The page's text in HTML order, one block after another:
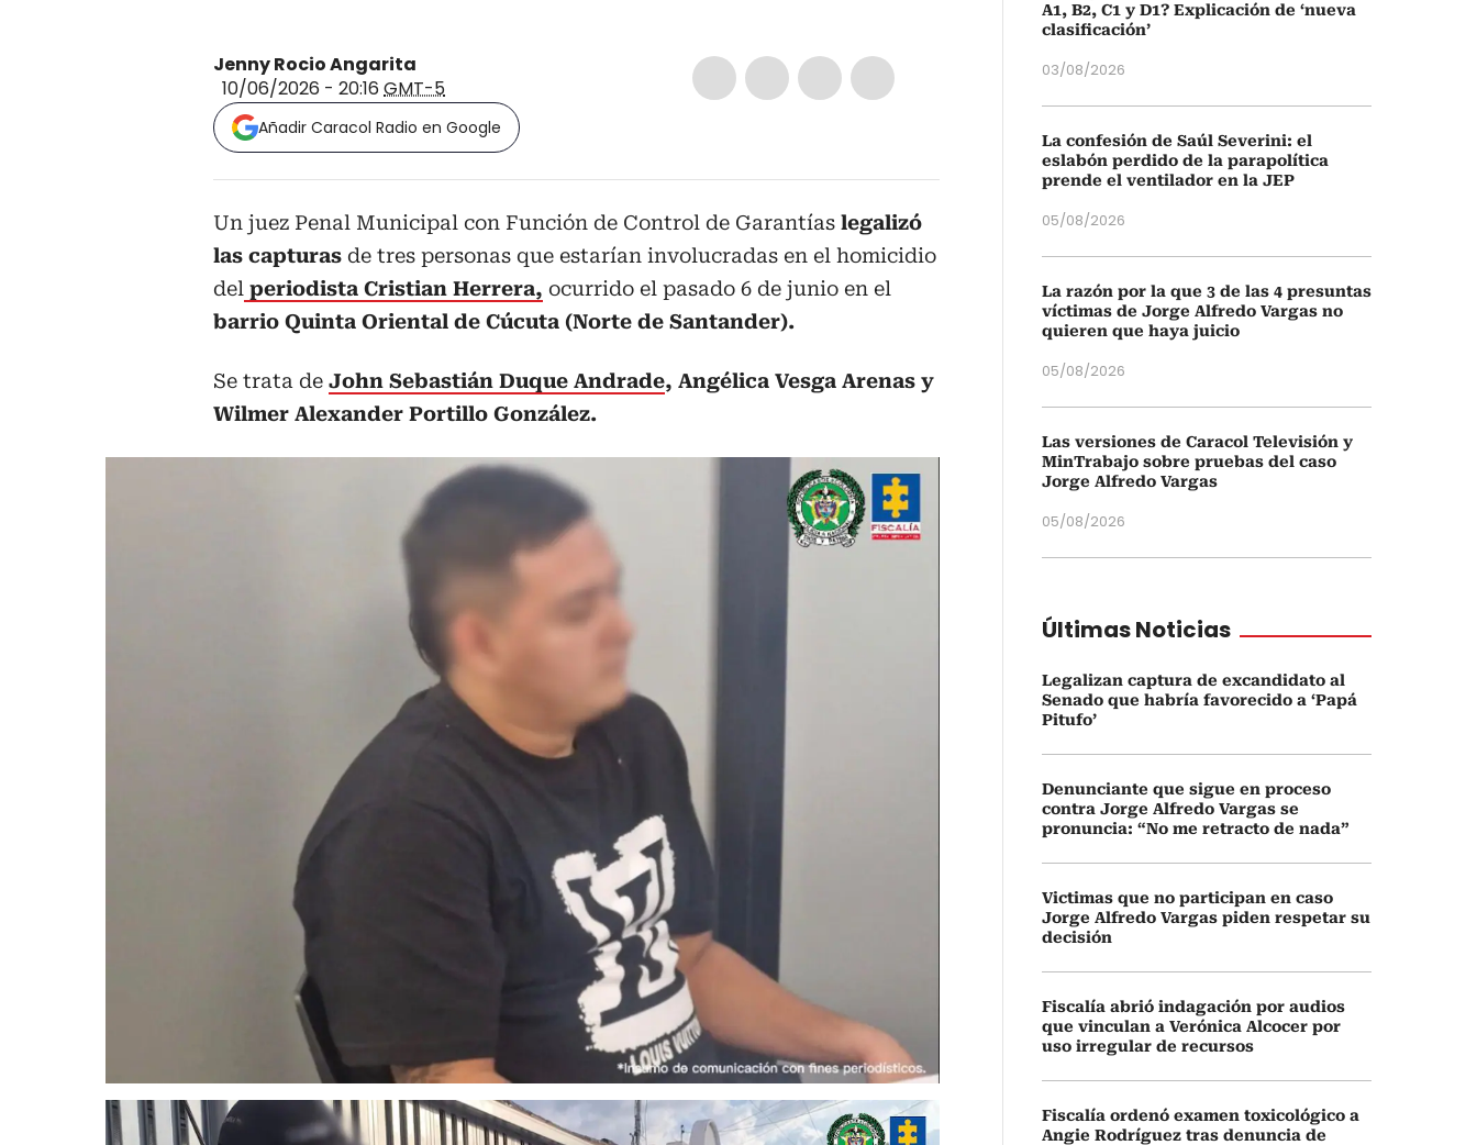
Jenny Rocio Angarita
10/06/2026 - 20:16 GMT-5
Añadir Caracol Radio en Google
Un juez Penal Municipal con Función de Control de Garantías legalizó
las capturas de tres personas que estarían involucradas en el homicidio
del periodista Cristian Herrera, ocurrido el pasado 6 de junio en el
barrio Quinta Oriental de Cúcuta (Norte de Santander).
Se trata de John Sebastián Duque Andrade, Angélica Vesga Arenas y
Wilmer Alexander Portillo González.
A1, B2, C1 y D1? Explicación de ‘nueva
clasificación’
03/08/2026
La confesión de Saúl Severini: el
eslabón perdido de la parapolítica
prende el ventilador en la JEP
05/08/2026
La razón por la que 3 de las 4 presuntas
víctimas de Jorge Alfredo Vargas no
quieren que haya juicio
05/08/2026
Las versiones de Caracol Televisión y
MinTrabajo sobre pruebas del caso
Jorge Alfredo Vargas
05/08/2026
Últimas Noticias
Legalizan captura de excandidato al
Senado que habría favorecido a ‘Papá
Pitufo’
Denunciante que sigue en proceso
contra Jorge Alfredo Vargas se
pronuncia: “No me retracto de nada”
Victimas que no participan en caso
Jorge Alfredo Vargas piden respetar su
decisión
Fiscalía abrió indagación por audios
que vinculan a Verónica Alcocer por
uso irregular de recursos
Fiscalía ordenó examen toxicológico a
Angie Rodríguez tras denuncia de